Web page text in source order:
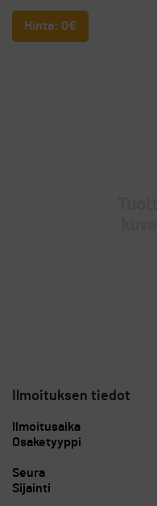
Hinta: 0€
Ilmoituksen tiedot
Ilmoitusaika
Osaketyyppi
Seura
Sijainti